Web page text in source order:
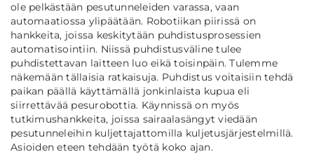
ole pelkästään pesutunneleiden varassa, vaan
automaatiossa ylipäätään. Robotiikan piirissä on
hankkeita, joissa keskitytään puhdistusprosessien
automatisointiin. Niissä puhdistusväline tulee
puhdistettavan laitteen luo eikä toisinpäin. Tulemme
näkemään tällaisia ratkaisuja. Puhdistus voitaisiin tehdä
paikan päällä käyttämällä jonkinlaista kupua eli
siirrettävää pesurobottia. Käynnissä on myös
tutkimushankkeita, joissa sairaalasängyt viedään
pesutunneleihin kuljettajattomilla kuljetusjärjestelmillä.
Asioiden eteen tehdään työtä koko ajan.